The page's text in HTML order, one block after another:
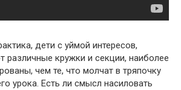
дети с уймой интересов,
кружки и секции, наиболее
чем те, что молчат в тряпочку
урока. Есть ли смысл насиловать